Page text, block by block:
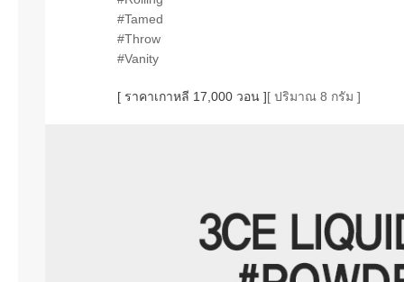
#Tamed
#Throw
#Vanity
[ ราคาเกาหลี 17,000 วอน ][ ปริมาณ 8 กรัม ]